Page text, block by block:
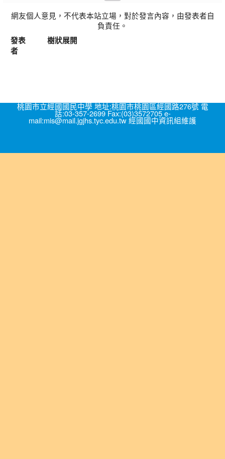
網友個人意見，不代表本站立場，對於發言內容，由發表者自
負責任。
發表
者
樹狀展開
桃園市立經國國民中學 地址:桃園市桃園區經國路276號 電
話:03-357-2699 Fax:(03)3572705 e-
mail:mis@mail.jgjhs.tyc.edu.tw 經國國中資訊組維護